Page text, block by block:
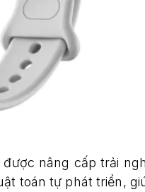
nâng cấp trải
toán tự phát triển,